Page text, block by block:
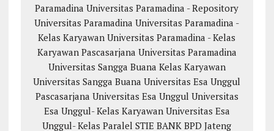
Paramadina Universitas Paramadina - Repository
Universitas Paramadina Universitas Paramadina -
Kelas Karyawan Universitas Paramadina - Kelas
Karyawan Pascasarjana Universitas Paramadina
Universitas Sangga Buana Kelas Karyawan
Universitas Sangga Buana Universitas Esa Unggul
Pascasarjana Universitas Esa Unggul Universitas
Esa Unggul- Kelas Karyawan Universitas Esa
Unggul- Kelas Paralel STIE BANK BPD Jateng